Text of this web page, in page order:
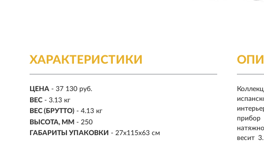
ХАРАКТЕРИСТИКИ
ЦЕНА - 37 130 руб.
ВЕС - 3.13 кг
ВЕС (БРУТТО) - 4.13 кг
ВЫСОТА, ММ - 250
ГАБАРИТЫ УПАКОВКИ - 27x115x63 см
весит